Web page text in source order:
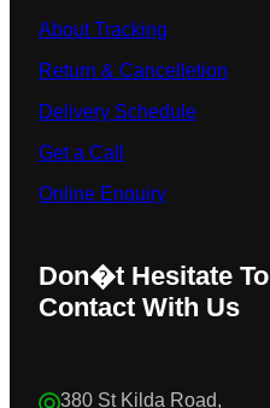
About Tracking
Return & Cancelletion
Delivery Schedule
Get a Call
Online Enquiry
Don�t Hesitate To
Contact With Us
380 St Kilda Road,